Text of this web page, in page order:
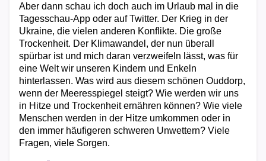
Aber dann schau ich doch auch im Urlaub mal in die
Tagesschau-App oder auf Twitter. Der Krieg in der
Ukraine, die vielen anderen Konflikte. Die große
Trockenheit. Der Klimawandel, der nun überall
spürbar ist und mich daran verzweifeln lässt, was für
eine Welt wir unseren Kindern und Enkeln
hinterlassen. Was wird aus diesem schönen Ouddorp,
wenn der Meeresspiegel steigt? Wie werden wir uns
in Hitze und Trockenheit ernähren können? Wie viele
Menschen werden in der Hitze umkommen oder in
den immer häufigeren schweren Unwettern? Viele
Fragen, viele Sorgen.